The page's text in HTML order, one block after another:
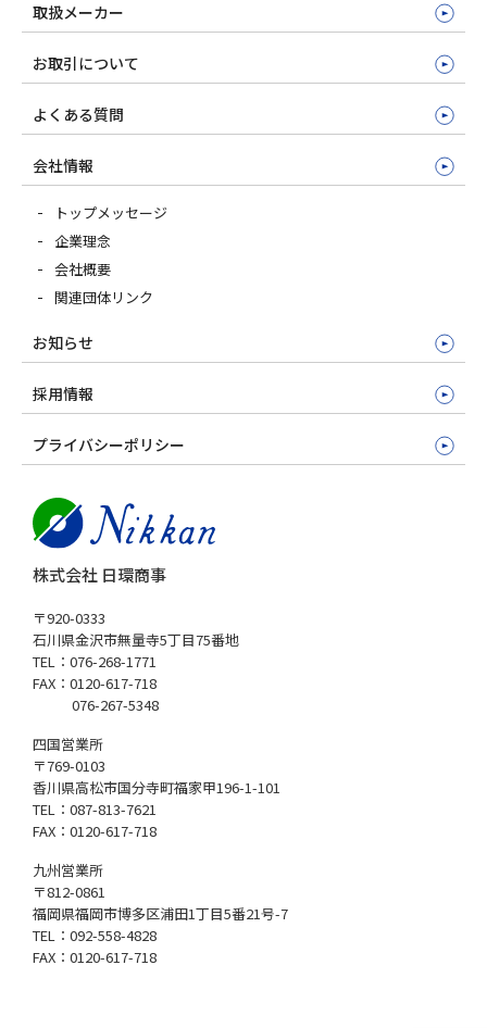
株式会社 日環商事
〒920-0333
石川県金沢市無量寺5丁目75番地
TEL：076-268-1771
FAX：0120-617-718
076-267-5348
四国営業所
〒769-0103
香川県高松市国分寺町福家甲196-1-101
TEL：087-813-7621
FAX：0120-617-718
九州営業所
〒812-0861
福岡県福岡市博多区浦田1丁目5番21号-7
TEL：092-558-4828
FAX：0120-617-718
取扱メーカー
お取引について
よくある質問
会社情報
トップメッセージ
企業理念
会社概要
関連団体リンク
お知らせ
採用情報
プライバシーポリシー